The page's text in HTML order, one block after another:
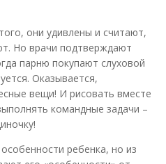
они удивлены и считают,
Но врачи подтверждают
парню покупают слуховой
Оказывается,
вещи! И рисовать вместе
командные задачи –
ребенка, но из